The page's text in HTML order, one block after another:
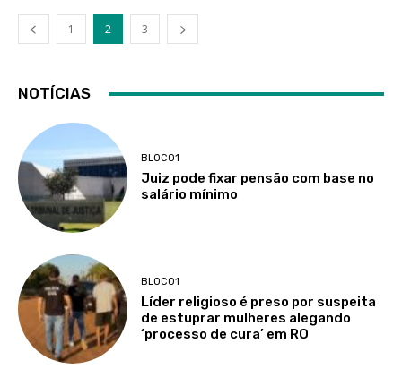
1 2 3
NOTÍCIAS
BLOCO1
Juiz pode fixar pensão com base no
salário mínimo
BLOCO1
Líder religioso é preso por suspeita
de estuprar mulheres alegando
‘processo de cura’ em RO